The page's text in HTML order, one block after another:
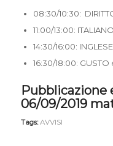
08:30/10:30:
11:00/13:00: ITALIANO
14:30/16:00:
16:30/18:00:
Pubblicazione
06/09/2019
Tags: AVVISI